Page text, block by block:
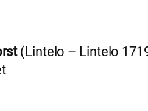
(Lintelo – Lintelo